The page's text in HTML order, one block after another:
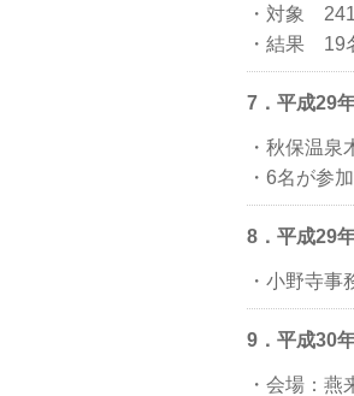
・対象
・結果 19
7．平成29
・秋保温
・6名が参加
8．平成29
・小野寺事
9．平成30
・会場：